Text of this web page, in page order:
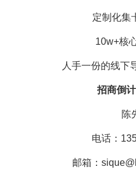
定制化集
10w+核
人手一份的线下
招商倒
陈
电话：
邮箱：